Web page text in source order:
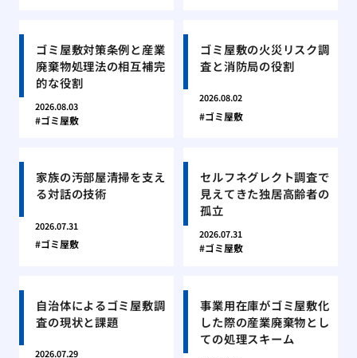
ゴミ屋敷対策条例と産業
廃棄物処理法の相互補完
的な役割
2026.08.03
ゴミ屋敷
ゴミ屋敷の火災リスク調
査と消防局の役割
2026.08.02
ゴミ屋敷
家族の汚部屋清掃を支え
る対話の技術
2026.07.31
ゴミ屋敷
セルフネグレクト調査で
見えてきた独居高齢者の
孤立
2026.07.31
ゴミ屋敷
自治体によるゴミ屋敷調
査の現状と課題
2026.07.29
事業用在庫がゴミ屋敷化
した際の産業廃棄物とし
ての処理スキーム